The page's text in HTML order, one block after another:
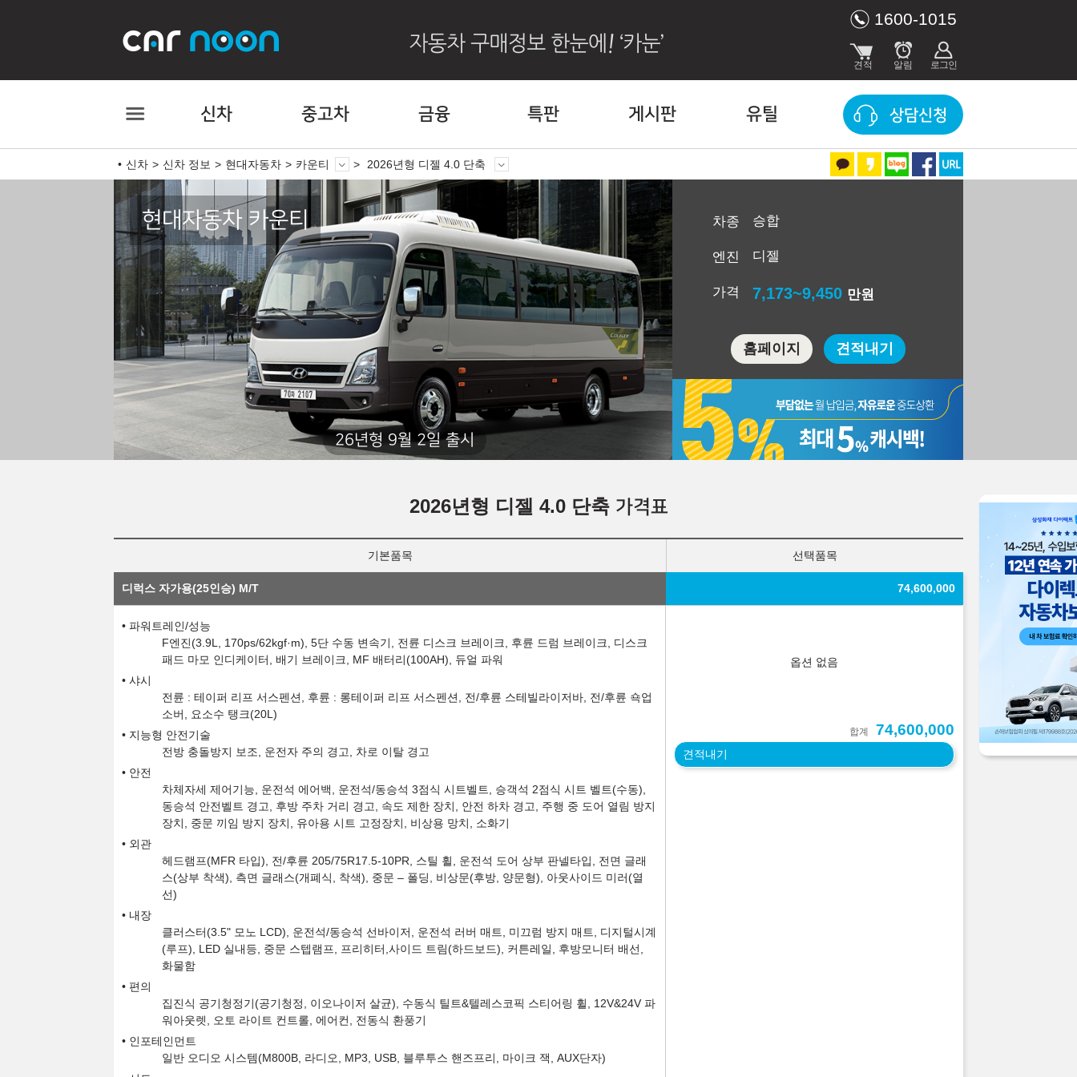
1600-1015
신차 중고차 금융 특판 게시판 유틸 상담신청
신차 신차 정보 현대자동차 카운티 2026년형 디젤 4.0 단축
현대자동차 카운티
26년형 9월 2일 출시
차종 승합
엔진 디젤
가격 7,173~9,450 만원
홈페이지 견적내기
2026년형 디젤 4.0 단축가격표
기본품목 선택품목
디럭스 자가용(25인승) M/T 74,600,000
파워트레인/성능
F엔진(3.9L, 170ps/62kgf·m), 5단 수동 변속기, 전륜 디스크 브레이크, 후륜 드럼 브레이크, 디스크
패드 마모 인디케이터, 배기 브레이크, MF 배터리(100AH), 듀얼 파워
샤시
전륜 : 테이퍼 리프 서스펜션, 후륜 : 롱테이퍼 리프 서스펜션, 전/후륜 스테빌라이저바, 전/후륜 쇽업
소버, 요소수 탱크(20L)
지능형 안전기술
전방 충돌방지 보조, 운전자 주의 경고, 차로 이탈 경고
안전
차체자세 제어기능, 운전석 에어백, 운전석/동승석 3점식 시트벨트, 승객석 2점식 시트 벨트(수동),
동승석 안전벨트 경고, 후방 주차 거리 경고, 속도 제한 장치, 안전 하차 경고, 주행 중 도어 열림 방지
장치, 중문 끼임 방지 장치, 유아용 시트 고정장치, 비상용 망치, 소화기
외관
헤드램프(MFR 타입), 전/후륜 205/75R17.5-10PR, 스틸 휠, 운전석 도어 상부 판넬타입, 전면 글래
스(상부 착색), 측면 글래스(개폐식, 착색), 중문 – 폴딩, 비상문(후방, 양문형), 아웃사이드 미러(열
선)
내장
클러스터(3.5" 모노 LCD), 운전석/동승석 선바이저, 운전석 러버 매트, 미끄럼 방지 매트, 디지털시계
(루프), LED 실내등, 중문 스텝램프, 프리히터,사이드 트림(하드보드), 커튼레일, 후방모니터 배선,
화물함
편의
집진식 공기청정기(공기청정, 이오나이저 살균), 수동식 틸트&텔레스코픽 스티어링 휠, 12V&24V 파
워아웃렛, 오토 라이트 컨트롤, 에어컨, 전동식 환풍기
인포테인먼트
일반 오디오 시스템(M800B, 라디오, MP3, USB, 블루투스 핸즈프리, 마이크 잭, AUX단자)
옵션 없음
합계 74,600,000
견적내기